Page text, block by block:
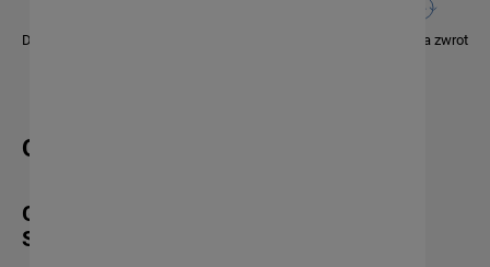
Dobre ceny 14 dni na zwrot
OPIS
Gniazdo Zasilające Wewnętrzne Wi-Fi
SMART 16A 3600W – Kod 314178